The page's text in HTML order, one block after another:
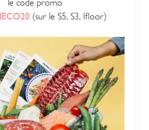
le code promo
(sur le S5, S3, Ifloor)